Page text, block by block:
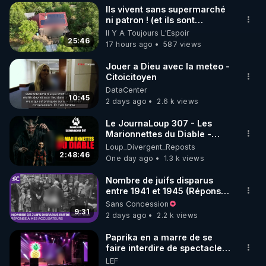
▶ 30 jours gratuit sur l’application de méditation et
de bien-être ENVOL :
Rendez-vous sur https://www.envol.app/code
le code : REGENERE
où je résidais alors, je
diffusais un tract que j’avais
moi-même rédigé, intitulé:
"La vérité, enfin." L’adresse
postale de mon association y
public puisse se renseigner
davantage. Résultat: une
demande et deux lettres
d’injures pour plusieurs
En 1990, la loi Gayssot fut
promulguée. Le professeur
Faurisson me dit: "Le texte
sanctionne la contestation
de crimes contre l’humanité
‘qui ont été commis’. C’est
une aubaine pour nous, car
pour nous condamner, les
juges devront prouver que
les crimes contestés ont
conséquence, le débat
historique qu’on nous refuse
dans les médias se
25:46
Ils vivent sans supermarché
ni patron ! (et ils sont
heureux)
Il Y A Toujours L'Espoir
17 hours ago
587 views
10:45
Jouer a Dieu avec la meteo -
Citoicitoyen
DataCenter
2 days ago
2.6 k views
2:48:46
Le JournaLoup 307 - Les
Marionnettes du Diable -
Loup Divergent 2026.08.07
Loup_Divergent_Reposts
One day ago
1.3 k views
9:31
Nombre de juifs disparus
entre 1941 et 1945 (Réponse
à mes accusateurs)
Sans Concession
2 days ago
2.2 k views
Paprika en a marre de se
faire interdire de spectacle.
Elle décide donc de devenir
LEF